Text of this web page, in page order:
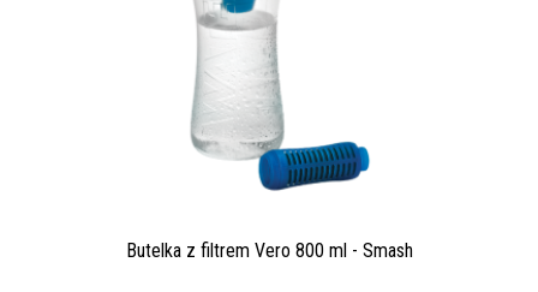
Butelka z filtrem Vero 800 ml - Smash